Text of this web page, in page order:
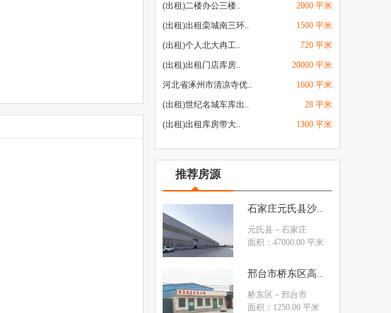
(出租)二楼办公三楼..
2000 平米
(出租)出租栾城南三环..
1500 平米
(出租)个人北大冉工..
720 平米
(出租)出租门店库房..
20000 平米
河北省涿州市清凉寺优..
1600 平米
(出租)世纪名城车库出..
28 平米
(出租)出租库房带大..
1300 平米
推荐房源
石家庄元氏县沙..
元氏县 －石家庄
面积：47000.00 平米
邢台市桥东区高..
桥东区 －邢台市
面积：1250.00 平米